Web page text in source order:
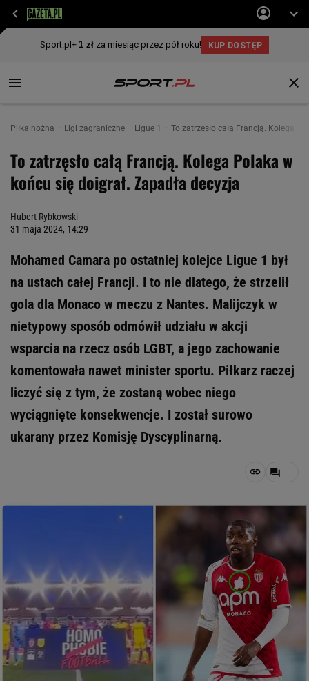
Piłka nożna Ligi zagraniczne Ligue 1 To zatrzęsło całą Francją. Kolega
To zatrzęsło całą Francją. Kolega Polaka w
końcu się doigrał. Zapadła decyzja
Hubert Rybkowski
31 maja 2024, 14:29
Mohamed Camara po ostatniej kolejce Ligue 1 był
na ustach całej Francji. I to nie dlatego, że strzelił
gola dla Monaco w meczu z Nantes. Malijczyk w
nietypowy sposób odmówił udziału w akcji
wsparcia na rzecz osób LGBT, a jego zachowanie
komentowała nawet minister sportu. Piłkarz raczej
liczyć się z tym, że zostaną wobec niego
wyciągnięte konsekwencje. I został surowo
ukarany przez Komisję Dyscyplinarną.